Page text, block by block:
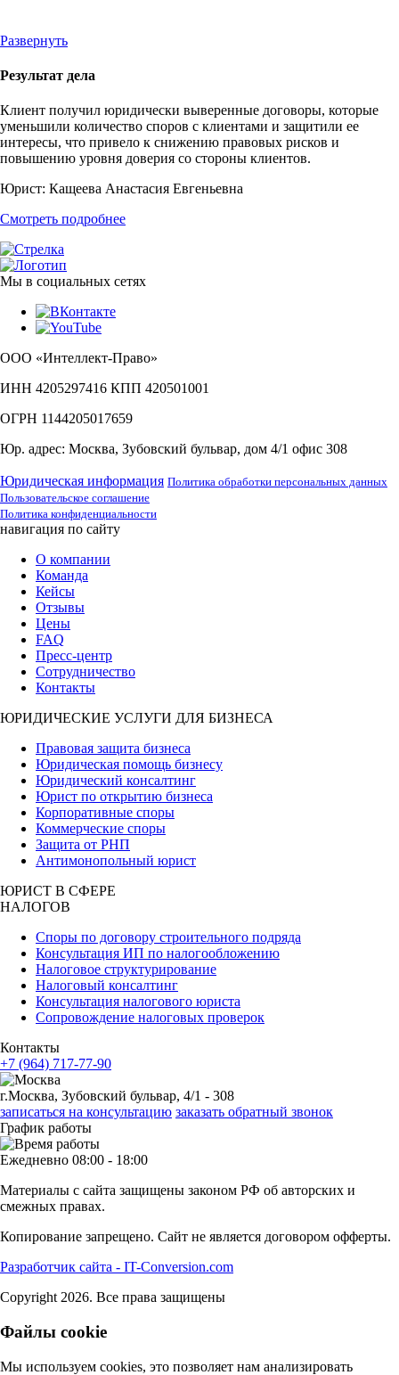
Развернуть
Результат дела
Клиент получил юридически выверенные договоры, которые
уменьшили количество споров с клиентами и защитили ее
интересы, что привело к снижению правовых рисков и
повышению уровня доверия со стороны клиентов.
Юрист: Кащеева Анастасия Евгеньевна
Смотреть подробнее
Мы в социальных сетях
ООО «Интеллект-Право»
ИНН 4205297416 КПП 420501001
ОГРН 1144205017659
Юр. адрес: Москва, Зубовский бульвар, дом 4/1 офис 308
Юридическая информация Политика обработки персональных данных
Пользовательское соглашение
Политика конфиденциальности
навигация по сайту
О компании
Команда
Кейсы
Отзывы
Цены
FAQ
Пресс-центр
Сотрудничество
Контакты
ЮРИДИЧЕСКИЕ УСЛУГИ ДЛЯ БИЗНЕСА
Правовая защита бизнеса
Юридическая помощь бизнесу
Юридический консалтинг
Юрист по открытию бизнеса
Корпоративные споры
Коммерческие споры
Защита от РНП
Антимонопольный юрист
ЮРИСТ В СФЕРЕ
НАЛОГОВ
Споры по договору строительного подряда
Консультация ИП по налогообложению
Налоговое структурирование
Налоговый консалтинг
Консультация налогового юриста
Сопровождение налоговых проверок
Контакты
+7 (964) 717-77-90
г.Москва, Зубовский бульвар, 4/1 - 308
записаться на консультацию заказать обратный звонок
График работы
Ежедневно 08:00 - 18:00
Материалы с сайта защищены законом РФ об авторских и
смежных правах.
Копирование запрещено. Сайт не является договором офферты.
Разработчик сайта - IT-Conversion.com
Copyright 2026. Все права защищены
Файлы cookie
Мы используем cookies, это позволяет нам анализировать